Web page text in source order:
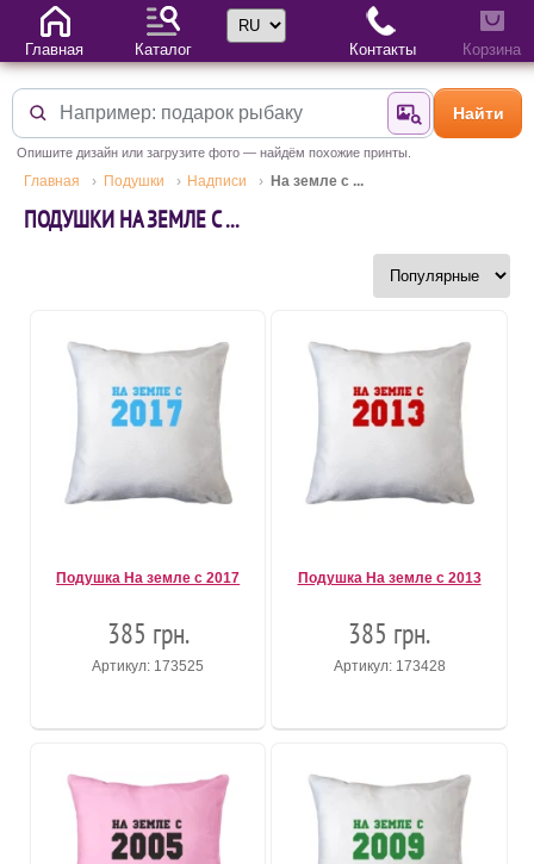
Найти поНайти
Опишите дизайн или загрузите фото — найдём похожие принты.
Главная Подушки Надписи На земле с ...
ПОДУШКИ НА ЗЕМЛЕ С ...
Подушка На земле с 2017
385 грн.
Артикул: 173525
Подушка На земле с 2013
385 грн.
Артикул: 173428
Главная Каталог
Выбор языка
Контакты Корзина